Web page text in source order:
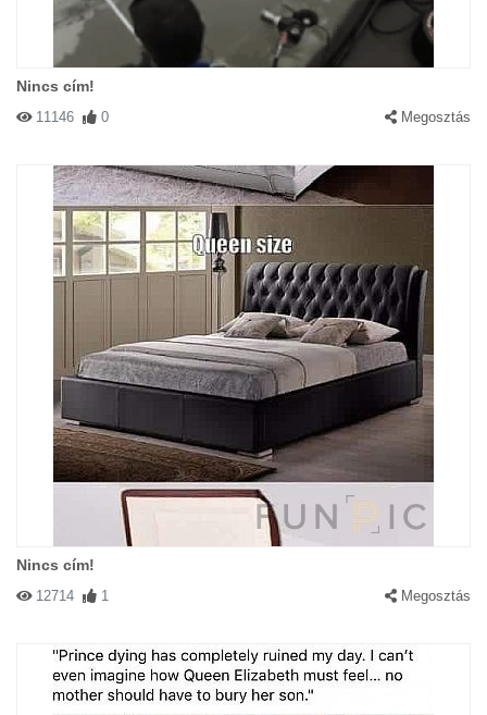
Nincs cím!
11146 0 Megosztás
Nincs cím!
12714 1 Megosztás